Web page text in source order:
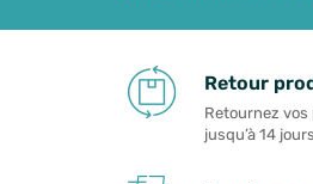
Retour
Retournez
jusqu’à 14